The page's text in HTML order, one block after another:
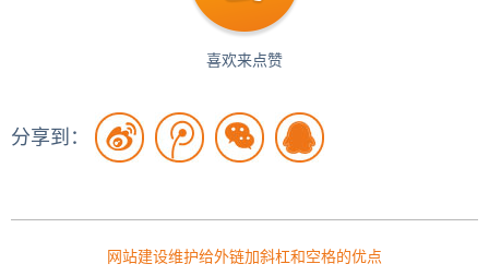
喜欢来点赞
分享到：
网站建设维护给外链加斜杠和空格的优点